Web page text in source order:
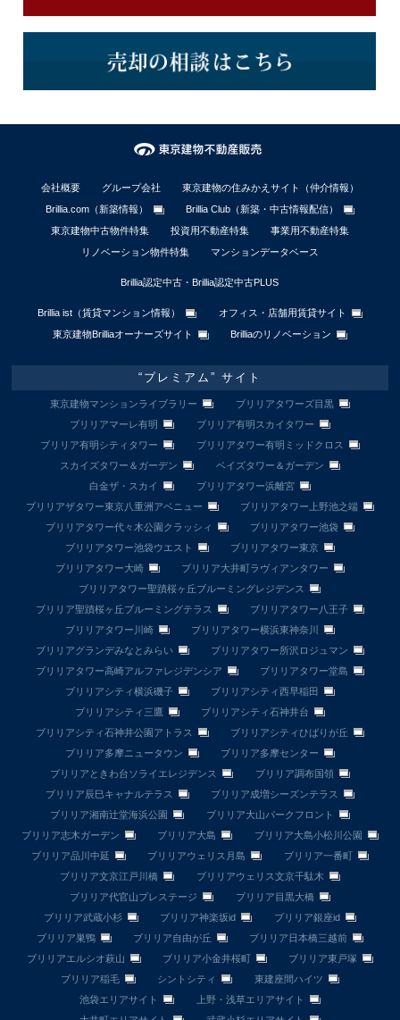
会社概要 グループ会社
東京建物の住みかえサイト（仲介情報）
Brillia.com（新築情報）
Brillia Club（新築・中古情報配信）
東京建物中古物件特集
投資用不動産特集
事業用不動産特集
リノベーション物件特集
マンションデータベース
Brillia認定中古・Brillia認定中古PLUS
Brillia ist（賃貸マンション情報）
オフィス・店舗用賃貸サイト
東京建物Brilliaオーナーズサイト
Brilliaのリノベーション
“プレミアム” サイト
東京建物マンションライブラリー
ブリリアタワーズ目黒
ブリリアマーレ有明
ブリリア有明スカイタワー
ブリリア有明シティタワー
ブリリアタワー有明ミッドクロス
スカイズタワー＆ガーデン
ベイズタワー＆ガーデン
白金ザ・スカイ
ブリリアタワー浜離宮
ブリリアザタワー東京八重洲アベニュー
ブリリアタワー上野池之端
ブリリアタワー代々木公園クラッシィ
ブリリアタワー池袋
ブリリアタワー池袋ウエスト
ブリリアタワー東京
ブリリアタワー大崎
ブリリア大井町ラヴィアンタワー
ブリリアタワー聖蹟桜ヶ丘ブルーミングレジデンス
ブリリア聖蹟桜ヶ丘ブルーミングテラス
ブリリアタワー八王子
ブリリアタワー川崎
ブリリアタワー横浜東神奈川
ブリリアグランデみなとみらい
ブリリアタワー所沢ロジュマン
ブリリアタワー高崎アルファレジデンシア
ブリリアタワー堂島
ブリリアシティ横浜磯子
ブリリアシティ西早稲田
ブリリアシティ三鷹
ブリリアシティ石神井台
ブリリアシティ石神井公園アトラス
ブリリアシティひばりが丘
ブリリア多摩ニュータウン
ブリリア多摩センター
ブリリアときわ台ソライエレジデンス
ブリリア調布国領
ブリリア辰巳キャナルテラス
ブリリア成増シーズンテラス
ブリリア湘南辻堂海浜公園
ブリリア大山パークフロント
ブリリア志木ガーデン
ブリリア大島
ブリリア大島小松川公園
ブリリア品川中延
ブリリアウェリス月島
ブリリア一番町
ブリリア文京江戸川橋
ブリリアウェリス文京千駄木
ブリリア代官山プレステージ
ブリリア目黒大橋
ブリリア武蔵小杉
ブリリア神楽坂id
ブリリア銀座id
ブリリア巣鴨
ブリリア自由が丘
ブリリア日本橋三越前
ブリリアエルシオ萩山
ブリリア小金井桜町
ブリリア東戸塚
ブリリア稲毛
シントシティ
東建座間ハイツ
池袋エリアサイト
上野・浅草エリアサイト